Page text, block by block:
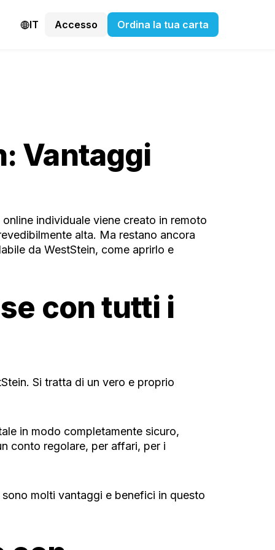
IT Accesso Ordina la tua carta
Vantaggi
individuale viene creato in remoto
alta. Ma restano ancora
da WestStein, come aprirlo e
con tutti i
Si tratta di un vero e proprio
in modo completamente sicuro,
conto regolare, per affari, per i
sono molti vantaggi e benefici in questo